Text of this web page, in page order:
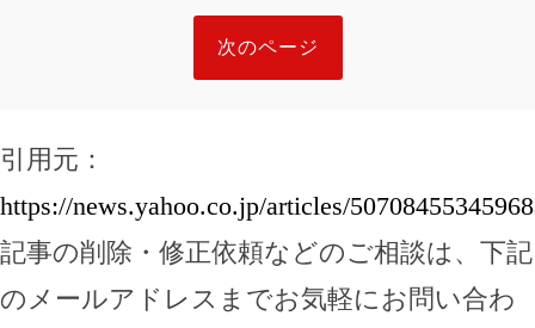
次のページ
引用元：
https://news.yahoo.co.jp/articles/
記事の削除・修正依頼などのご相談は、下記
のメールアドレスまでお気軽にお問い合わ